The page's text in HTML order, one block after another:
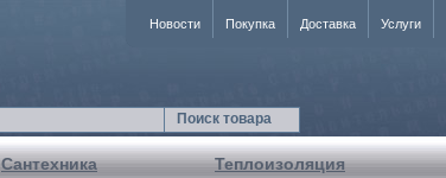
Сантехника Теплоизоляция
Новости Покупка Доставка Услуги
Поиск товара